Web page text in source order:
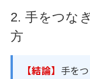
2. 手をつな
方
【結論】 手を